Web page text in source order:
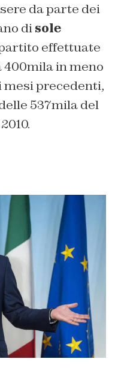
da parte dei
disole
effettuate
400mila in meno
mesi precedenti,
537mila del